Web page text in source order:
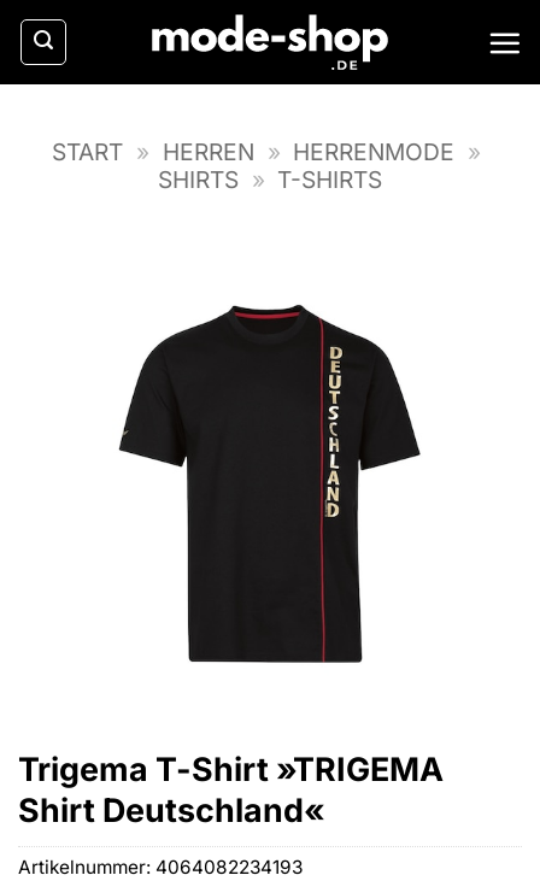
Zum
Inhalt
springen
START » HERREN » HERRENMODE »
SHIRTS » T-SHIRTS
Trigema T-Shirt »TRIGEMA
Shirt Deutschland«
Artikelnummer: 4064082234193